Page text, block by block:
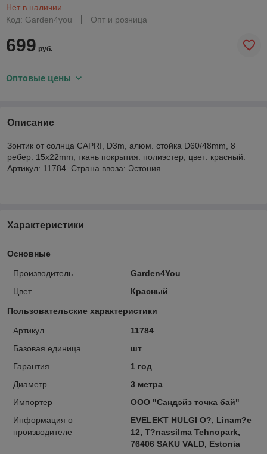
Нет в наличии
Код: Garden4you
Опт и розница
699 руб.
Оптовые цены
Описание
Зонтик от солнца CAPRI, D3m, алюм. стойка D60/48mm, 8
ребер: 15x22mm; ткань покрытия: полиэстер; цвет: красный.
Артикул: 11784. Страна ввоза: Эстония
Характеристики
Основные
Производитель
Garden4You
Цвет
Красный
Пользовательские характеристики
Артикул
11784
Базовая единица
шт
Гарантия
1 год
Диаметр
3 метра
Импортер
ООО "Сандэйз точка бай"
Информация о
производителе
EVELEKT HULGI O?, Linam?e
12, T?nassilma Tehnopark,
76406 SAKU VALD, Estonia